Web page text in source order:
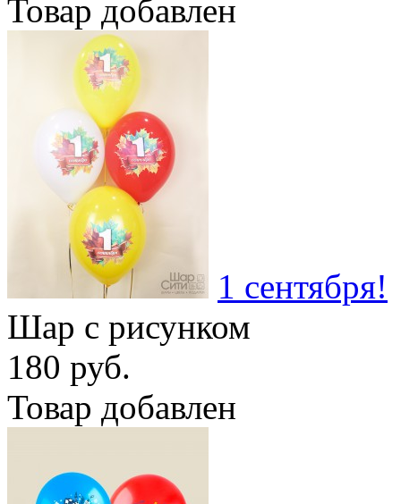
Товар добавлен
1 сентября!
Шар с рисунком
180 руб.
Товар добавлен